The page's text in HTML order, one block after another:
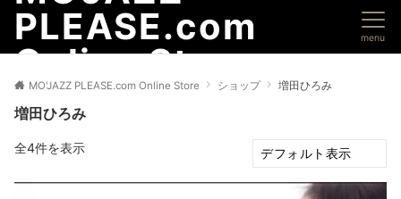
PLEASE.com
Online Store
menu
MO'JAZZ PLEASE.com Online Store ショップ 増田ひろみ
増田ひろみ
全4件を表示